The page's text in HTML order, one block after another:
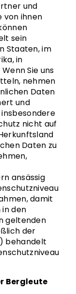
und
von ihnen
sein
Staaten, im
in
Sie uns
nehmen
Daten
und
nicht auf
Daten zu
ansässig
damit
den
geltenden
der
behandelt
Bergleute